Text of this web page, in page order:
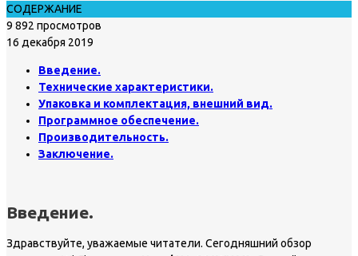
СОДЕРЖАНИЕ
9 892 просмотров
16 декабря 2019
Введение.
Технические характеристики.
Упаковка и комплектация, внешний вид.
Программное обеспечение.
Производительность.
Заключение.
Введение.
Здравствуйте, уважаемые читатели. Сегодняшний обзор